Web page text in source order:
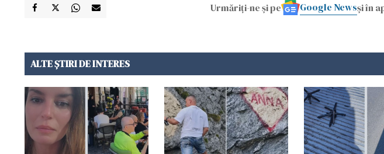
Urmăriți-ne și pe Google Newsși în
ALTE ȘTIRI DE INTERES